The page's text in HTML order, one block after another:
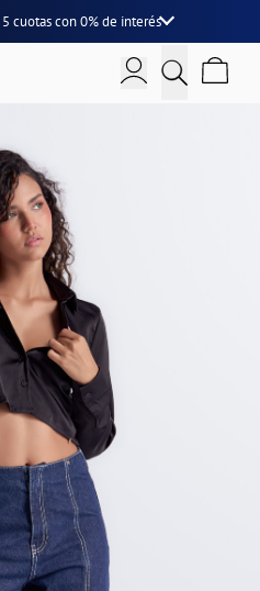
5 cuotascon0% de interés